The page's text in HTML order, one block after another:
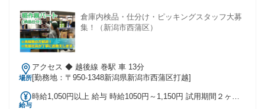
倉庫内検品・仕分け・ピッキングスタッフ大募
集！（新潟市西蒲区）
場所
アクセス ◆ 越後線 巻駅 車 13分
[勤務地：〒950-1348新潟県新潟市西蒲区打越]
給与
時給1,050円以上 給与 時給1050円～1,150円 試用期間２ヶ月